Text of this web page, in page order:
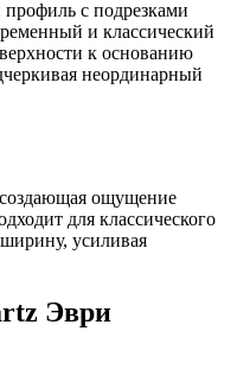
с подрезками
и классический
к основанию
неординарный
ощущение
для классического
усиливая
Эври